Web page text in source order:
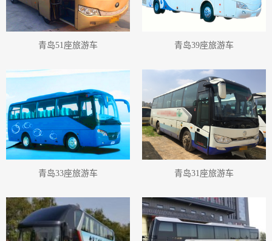
青岛51座旅游车 青岛39座旅游车
青岛33座旅游车 青岛31座旅游车